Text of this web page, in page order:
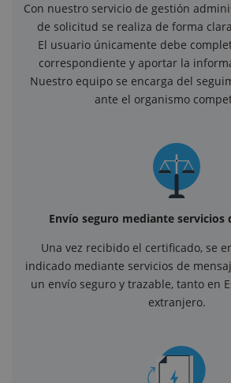
Con nuestro servicio de gestión
de solicitud se realiza de forma
El usuario únicamente debe
correspondiente y aportar la
Nuestro equipo se encarga del
ante el organismo
Envío seguro mediante servicios
Una vez recibido el certificado, se
indicado mediante servicios de
un envío seguro y trazable, tanto en
extranjero.